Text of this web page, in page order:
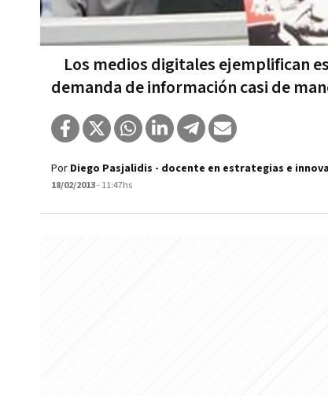
Los medios digitales ejemplifican
demanda de información casi de
Por Diego Pasjalidis - docente en estrategias e
18/02/2013- 11:47hs